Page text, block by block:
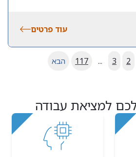
עוד פרטים
2
3
...
117 הבא
למציאת עבודה